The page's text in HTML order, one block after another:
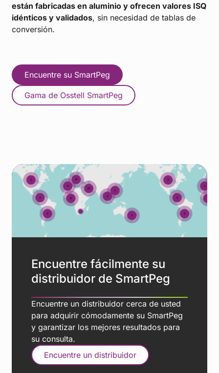
están fabricadas en aluminio y ofrecen valores ISQ
idénticos y validados, sin necesidad de tablas de
conversión.
Encuentre su SmartPeg
Gama de Osstell SmartPeg
Encuentre fácilmente su
distribuidor de SmartPeg
Encuentre un distribuidor cerca de usted
para adquirir cómodamente su SmartPeg
y garantizar los mejores resultados para
su consulta.
Encuentre un distribuidor